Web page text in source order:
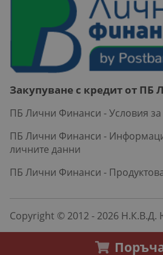
Закупуване с кредит от ПБ
ПБ Лични Финанси - Условия за
ПБ Лични Финанси -
личните данни
ПБ Лични Финанси -
Copyright © 2012 - 2026